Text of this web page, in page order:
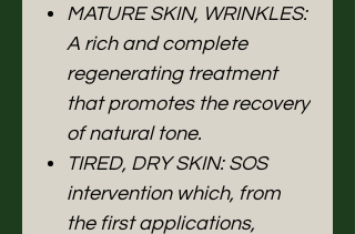
MATURE SKIN, WRINKLES:
A rich and complete
regenerating treatment
that promotes the recovery
of natural tone.
TIRED, DRY SKIN: SOS
intervention which, from
the first applications,